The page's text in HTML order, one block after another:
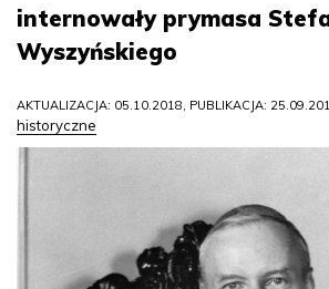
internowały prymasa
Wyszyńskiego
AKTUALIZACJA: 05.10.2018, PUBLIKACJA:
historyczne